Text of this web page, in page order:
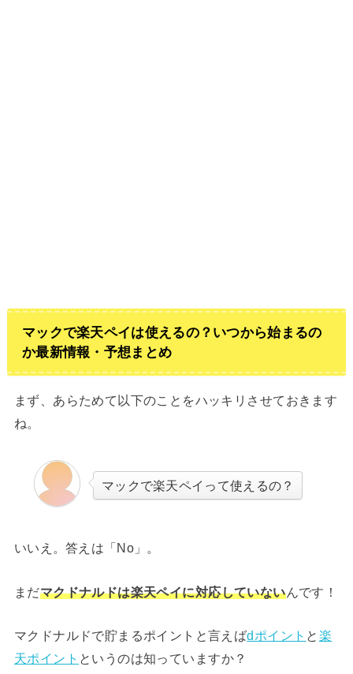
マックで楽天ペイは使えるの？いつから始まるの
か最新情報・予想まとめ
まず、あらためて以下のことをハッキリさせておきます
ね。
マックで楽天ペイって使えるの？
いいえ。答えは「No」。
まだマクドナルドは楽天ペイに対応していないんです！
マクドナルドで貯まるポイントと言えばdポイント と 楽
天ポイント というのは知っていますか？